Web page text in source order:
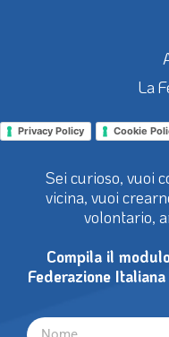
La
Privacy Policy Cookie
Sei curioso, vuoi
vicina, vuoi
volontario,
Compila il
Federazione